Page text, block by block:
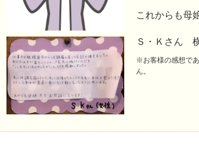
これからも母
Ｓ・Ｋさん
※お客様の感想で
ん。